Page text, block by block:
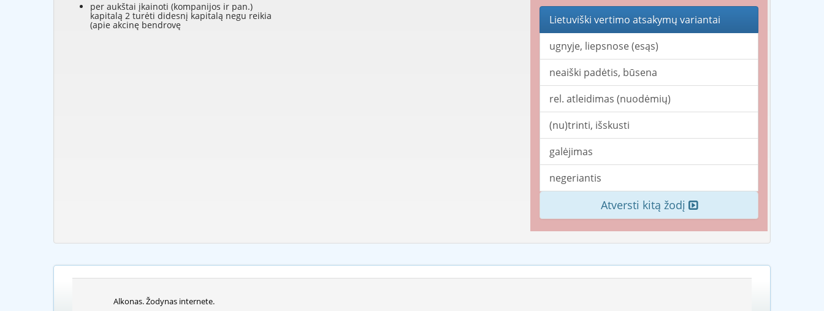
per aukštai įkainoti (kompanijos ir pan.)
kapitalą 2 turėti didesnį kapitalą negu reikia
(apie akcinę bendrovę
Lietuviški vertimo atsakymų variantai
ugnyje, liepsnose (esąs)
neaiški padėtis, būsena
rel. atleidimas (nuodėmių)
(nu)trinti, išskusti
galėjimas
negeriantis
Atversti kitą žodį
Alkonas. Žodynas internete.